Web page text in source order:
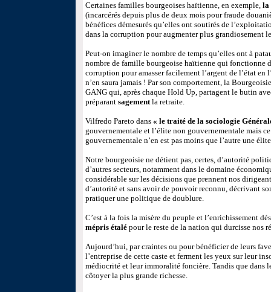
Certaines familles bourgeoises haïtienne, en exemple, la
(incarcérés depuis plus de deux mois pour fraude
bénéfices démesurés qu’elles ont soutirés de
dans la corruption pour augmenter plus grandiosement
Peut-on imaginer le nombre de temps qu’elles ont à
nombre de famille bourgeoise haïtienne qui fonctionne
corruption pour amasser facilement l’argent de l’état
n’en saura jamais ! Par son comportement, la
GANG qui, après chaque Hold Up, partagent le butin
préparant sagementla retraite.
Vilfredo Pareto dans « le traité de la sociologie
gouvernementale et l’élite non gouvernementale mais
gouvernementale n’en est pas moins que l’autre une
Notre bourgeoisie ne détient pas, certes, d’autorité
d’autres secteurs, notamment dans le domaine
considérable sur les décisions que prennent nos
d’autorité et sans avoir de pouvoir reconnu, décrivant
pratiquer une politique de doublure.
C’est à la fois la misère du peuple et l’enrichissement
mépris étalé pour le reste de la nation qui durcisse nos
Aujourd’hui, par craintes ou pour bénéficier de leurs
l’entreprise de cette caste et ferment les yeux sur leur
médiocrité et leur immoralité foncière. Tandis que dans
côtoyer la plus grande richesse.